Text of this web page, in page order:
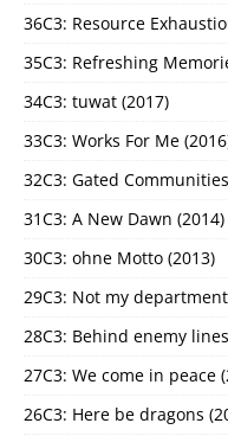
36C3: Resource
35C3: Refreshing
34C3: tuwat (2017)
33C3: Works For Me
32C3: Gated
31C3: A New Dawn (2014)
30C3: ohne Motto (2013)
29C3: Not my
28C3: Behind enemy
27C3: We come in peace
26C3: Here be dragons